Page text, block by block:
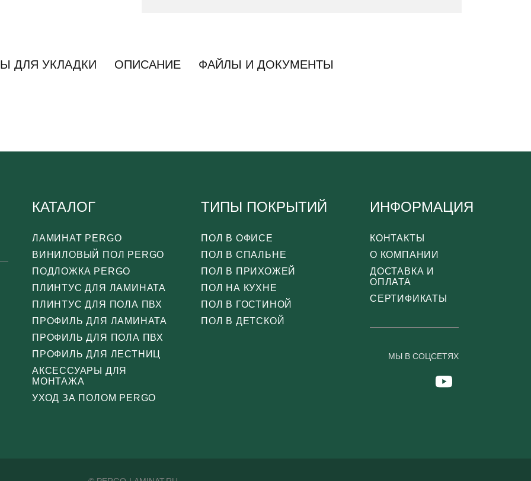
ДЛЯ УКЛАДКИ ОПИСАНИЕ ФАЙЛЫ И ДОКУМЕНТЫ
КАТАЛОГ
ЛАМИНАТ PERGO
ВИНИЛОВЫЙ ПОЛ PERGO
ПОДЛОЖКА PERGO
ПЛИНТУС ДЛЯ ЛАМИНАТА
ПЛИНТУС ДЛЯ ПОЛА ПВХ
ПРОФИЛЬ ДЛЯ ЛАМИНАТА
ПРОФИЛЬ ДЛЯ ПОЛА ПВХ
ПРОФИЛЬ ДЛЯ ЛЕСТНИЦ
АКСЕССУАРЫ ДЛЯ
МОНТАЖА
УХОД ЗА ПОЛОМ PERGO
ТИПЫ ПОКРЫТИЙ
ПОЛ В ОФИСЕ
ПОЛ В СПАЛЬНЕ
ПОЛ В ПРИХОЖЕЙ
ПОЛ НА КУХНЕ
ПОЛ В ГОСТИНОЙ
ПОЛ В ДЕТСКОЙ
ИНФОРМАЦИЯ
КОНТАКТЫ
О КОМПАНИИ
ДОСТАВКА И
ОПЛАТА
СЕРТИФИКАТЫ
МЫ В СОЦСЕТЯХ